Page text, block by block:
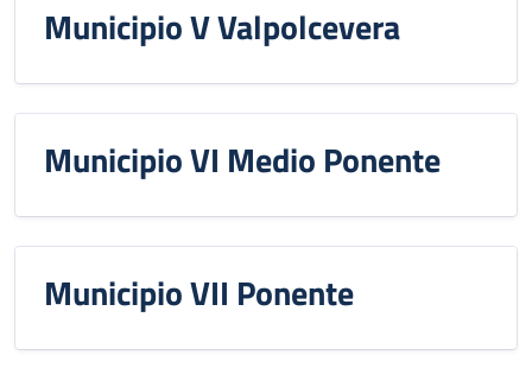
Municipio V Valpolcevera
Municipio VI Medio Ponente
Municipio VII Ponente